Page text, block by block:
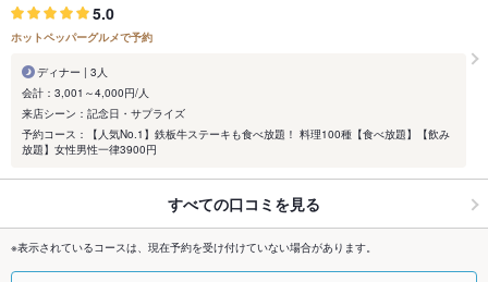
5.0
ホットペッパーグルメで予約
ディナー | 3人
会計：3,001～4,000円/人
来店シーン：記念日・サプライズ
予約コース：【人気No.1】鉄板牛ステーキも食べ放題！ 料理100種【食べ放題】【飲み
放題】女性男性一律3900円
すべての口コミを見る
※表示されているコースは、現在予約を受け付けていない場合があります。